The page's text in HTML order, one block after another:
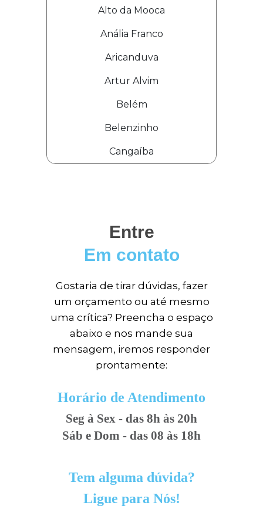
Alto da Mooca
Anália Franco
Aricanduva
Artur Alvim
Belém
Belenzinho
Cangaíba
Entre
Em contato
Gostaria de tirar dúvidas, fazer
um orçamento ou até mesmo
uma crítica? Preencha o espaço
abaixo e nos mande sua
mensagem, iremos responder
prontamente:
Horário de Atendimento
Seg à Sex - das 8h às 20h
Sáb e Dom - das 08 às 18h
Tem alguma dúvida?
Ligue para Nós!